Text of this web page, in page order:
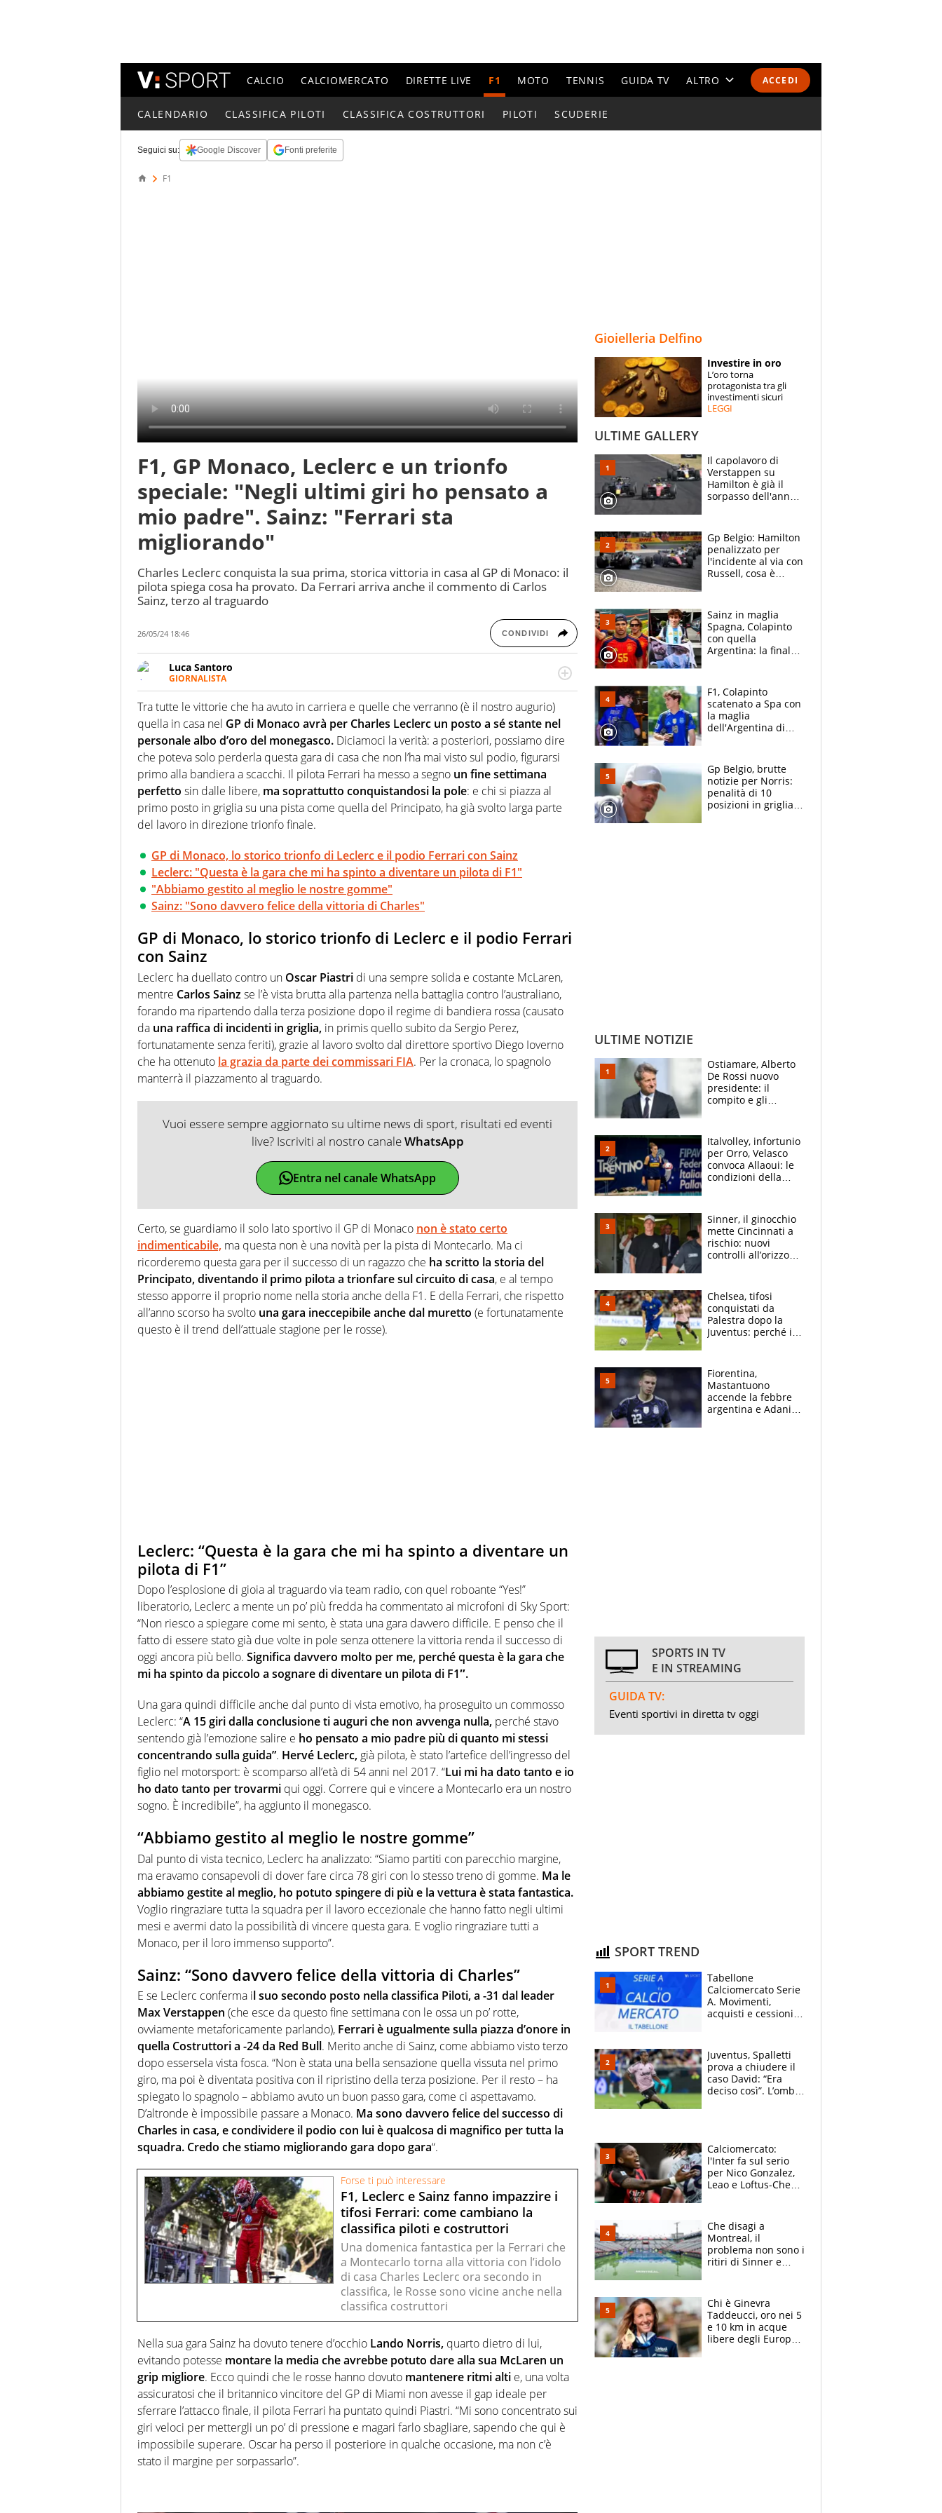
ACCEDI
CALCIO CALCIOMERCATO DIRETTE LIVE F1 MOTO TENNIS GUIDA TV ALTRO
ESPERTI
CONTATTI
CALENDARIO CLASSIFICA PILOTI CLASSIFICA COSTRUTTORI PILOTI SCUDERIE
Seguici su: Google Discover Fonti preferite
F1
F1, GP Monaco, Leclerc e un trionfo
speciale: "Negli ultimi giri ho pensato a
mio padre". Sainz: "Ferrari sta
migliorando"
Charles Leclerc conquista la sua prima, storica vittoria in casa al GP di Monaco: il
pilota spiega cosa ha provato. Da Ferrari arriva anche il commento di Carlos
Sainz, terzo al traguardo
26/05/24 18:46 CONDIVIDI
Luca Santoro
GIORNALISTA
Esperto di Motorsport ma, più in generale, appassionato di tutto ciò che sia Sport,
anche senza il Motor. Dà il meglio di sé quando la strada fa largo alle due o alle
quattro ruote
Tra tutte le vittorie che ha avuto in carriera e quelle che verranno (è il nostro augurio)
quella in casa nel GP di Monaco avrà per Charles Leclerc un posto a sé stante nel
personale albo d’oro del monegasco. Diciamoci la verità: a posteriori, possiamo dire
che poteva solo perderla questa gara di casa che non l’ha mai visto sul podio, figurarsi
primo alla bandiera a scacchi. Il pilota Ferrari ha messo a segno un fine settimana
perfetto sin dalle libere, ma soprattutto conquistandosi la pole: e chi si piazza al
primo posto in griglia su una pista come quella del Principato, ha già svolto larga parte
del lavoro in direzione trionfo finale.
GP di Monaco, lo storico trionfo di Leclerc e il podio Ferrari con Sainz
Leclerc: "Questa è la gara che mi ha spinto a diventare un pilota di F1"
"Abbiamo gestito al meglio le nostre gomme"
Sainz: "Sono davvero felice della vittoria di Charles"
GP di Monaco, lo storico trionfo di Leclerc e il podio Ferrari
con Sainz
Leclerc ha duellato contro un Oscar Piastri di una sempre solida e costante McLaren,
mentre Carlos Sainzse l’è vista brutta alla partenza nella battaglia contro l’australiano,
forando ma ripartendo dalla terza posizione dopo il regime di bandiera rossa (causato
da una raffica di incidenti in griglia, in primis quello subito da Sergio Perez,
fortunatamente senza feriti), grazie al lavoro svolto dal direttore sportivo Diego Ioverno
che ha ottenuto la grazia da parte dei commissari FIA. Per la cronaca, lo spagnolo
manterrà il piazzamento al traguardo.
Vuoi essere sempre aggiornato su ultime news di sport, risultati ed eventi
live? Iscriviti al nostro canaleWhatsApp
Entra nel canale WhatsApp
Certo, se guardiamo il solo lato sportivo il GP di Monaco non è stato certo
indimenticabile, ma questa non è una novità per la pista di Montecarlo. Ma ci
ricorderemo questa gara per il successo di un ragazzo che ha scritto la storia del
Principato, diventando il primo pilota a trionfare sul circuito di casa, e al tempo
stesso apporre il proprio nome nella storia anche della F1. E della Ferrari, che rispetto
all’anno scorso ha svolto una gara ineccepibile anche dal muretto (e fortunatamente
questo è il trend dell’attuale stagione per le rosse).
Leclerc: “Questa è la gara che mi ha spinto a diventare un
pilota di F1”
Dopo l’esplosione di gioia al traguardo via team radio, con quel roboante “Yes!”
liberatorio, Leclerc a mente un po’ più fredda ha commentato ai microfoni di Sky Sport:
“Non riesco a spiegare come mi sento, è stata una gara davvero difficile. E penso che il
fatto di essere stato già due volte in pole senza ottenere la vittoria renda il successo di
oggi ancora più bello. Significa davvero molto per me, perché questa è la gara che
mi ha spinto da piccolo a sognare di diventare un pilota di F1″.
Una gara quindi difficile anche dal punto di vista emotivo, ha proseguito un commosso
Leclerc: “A 15 giri dalla conclusione ti auguri che non avvenga nulla, perché stavo
sentendo già l’emozione salire e ho pensato a mio padre più di quanto mi stessi
concentrando sulla guida”. Hervé Leclerc, già pilota, è stato l’artefice dell’ingresso del
figlio nel motorsport: è scomparso all’età di 54 anni nel 2017. “Lui mi ha dato tanto e io
ho dato tanto per trovarmi qui oggi. Correre qui e vincere a Montecarlo era un nostro
sogno. È incredibile”, ha aggiunto il monegasco.
“Abbiamo gestito al meglio le nostre gomme”
Dal punto di vista tecnico, Leclerc ha analizzato: “Siamo partiti con parecchio margine,
ma eravamo consapevoli di dover fare circa 78 giri con lo stesso treno di gomme. Ma le
abbiamo gestite al meglio, ho potuto spingere di più e la vettura è stata fantastica.
Voglio ringraziare tutta la squadra per il lavoro eccezionale che hanno fatto negli ultimi
mesi e avermi dato la possibilità di vincere questa gara. E voglio ringraziare tutti a
Monaco, per il loro immenso supporto”.
Sainz: “Sono davvero felice della vittoria di Charles”
E se Leclerc conferma il suo secondo posto nella classifica Piloti, a -31 dal leader
Max Verstappen (che esce da questo fine settimana con le ossa un po’ rotte,
ovviamente metaforicamente parlando), Ferrari è ugualmente sulla piazza d’onore in
quella Costruttori a -24 da Red Bull. Merito anche di Sainz, come abbiamo visto terzo
dopo essersela vista fosca. “Non è stata una bella sensazione quella vissuta nel primo
giro, ma poi è diventata positiva con il ripristino della terza posizione. Per il resto – ha
spiegato lo spagnolo – abbiamo avuto un buon passo gara, come ci aspettavamo.
D’altronde è impossibile passare a Monaco. Ma sono davvero felice del successo di
Charles in casa, e condividere il podio con lui è qualcosa di magnifico per tutta la
squadra. Credo che stiamo migliorando gara dopo gara“.
Forse ti può interessare
F1, Leclerc e Sainz fanno impazzire i
tifosi Ferrari: come cambiano la
classifica piloti e costruttori
Una domenica fantastica per la Ferrari che
a Montecarlo torna alla vittoria con l’idolo
di casa Charles Leclerc ora secondo in
classifica, le Rosse sono vicine anche nella
classifica costruttori
Nella sua gara Sainz ha dovuto tenere d’occhio Lando Norris, quarto dietro di lui,
evitando potesse montare la media che avrebbe potuto dare alla sua McLaren un
grip migliore. Ecco quindi che le rosse hanno dovuto mantenere ritmi alti e, una volta
assicuratosi che il britannico vincitore del GP di Miami non avesse il gap ideale per
sferrare l’attacco finale, il pilota Ferrari ha puntato quindi Piastri. “Mi sono concentrato sui
giri veloci per mettergli un po’ di pressione e magari farlo sbagliare, sapendo che qui è
impossibile superare. Oscar ha perso il posteriore in qualche occasione, ma non c’è
stato il margine per sorpassarlo”.
Gioielleria Delfino
Investire in oro
L’oro torna
protagonista tra gli
investimenti sicuri
LEGGI
ULTIME GALLERY
Il capolavoro di
Verstappen su
Hamilton è già il
sorpasso dell'anno:
2021
Gp Belgio: Hamilton
penalizzato per
l'incidente al via con
Russell, cosa è
Sainz in maglia
Spagna, Colapinto
con quella
Argentina: la finale
vede l'ora
F1, Colapinto
scatenato a Spa con
la maglia
dell'Argentina di
le parolacce"
Gp Belgio, brutte
notizie per Norris:
penalità di 10
posizioni in griglia,
ULTIME NOTIZIE
Ostiamare, Alberto
De Rossi nuovo
presidente: il
compito e gli
Italvolley, infortunio
per Orro, Velasco
convoca Allaoui: le
condizioni della
Sinner, il ginocchio
mette Cincinnati a
rischio: nuovi
controlli all’orizzonte
Open
Chelsea, tifosi
conquistati da
Palestra dopo la
Juventus: perché i
Fiorentina,
Mastantuono
accende la febbre
argentina e Adani
SPORTS IN TV
E IN STREAMING
GUIDA TV:
Eventi sportivi in diretta tv oggi
SPORT TREND
Tabellone
Calciomercato Serie
A. Movimenti,
acquisti e cessioni:
Juventus, Spalletti
prova a chiudere il
caso David: “Era
deciso così”. L’ombra
Calciomercato:
l'Inter fa sul serio
per Nico Gonzalez,
Leao e Loftus-Cheek
verso la Fiorentina
Che disagi a
Montreal, il
problema non sono i
ritiri di Sinner e
ultimatum ai
Masters 1000
Chi è Ginevra
Taddeucci, oro nei 5
e 10 km in acque
libere degli Europei